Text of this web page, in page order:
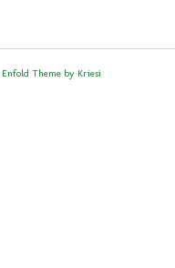
Enfold Theme by Kriesi